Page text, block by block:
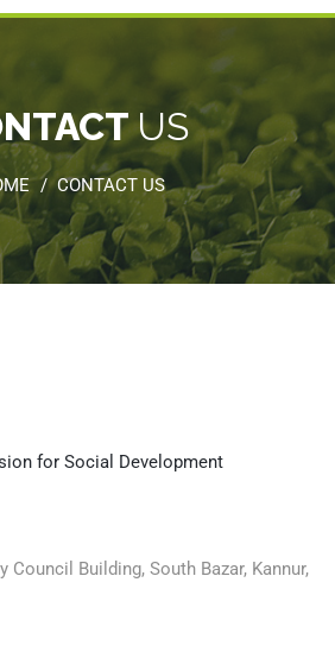
US
CONTACT US
for Social Development
Council Building, South Bazar, Kannur,